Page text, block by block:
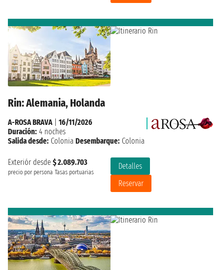
Rin: Alemania, Holanda
Exteriór desde $ 2.089.703
precio por persona Tasas portuarias
Detalles
Reservar
A-ROSA BRAVA| 16/11/2026
Duración: 4 noches
Salida desde: Colonia Desembarque: Colonia